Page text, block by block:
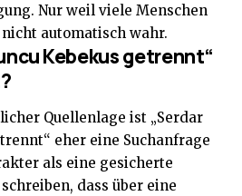
Nur weil viele Menschen
automatisch wahr.
Kebekus getrennt“
Quellenlage ist „Serdar
eher eine Suchanfrage
als eine gesicherte
dass über eine